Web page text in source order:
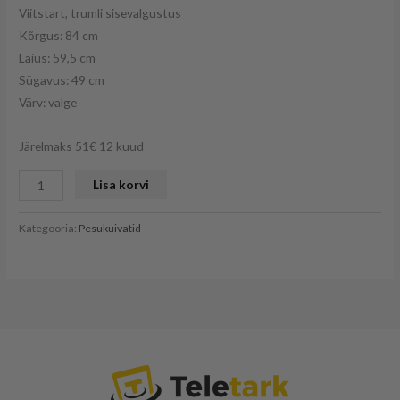
Viitstart, trumli sisevalgustus
Kõrgus: 84 cm
Laius: 59,5 cm
Sügavus: 49 cm
Värv: valge
Järelmaks 51€ 12 kuud
Lisa korvi
Kategooria: Pesukuivatid